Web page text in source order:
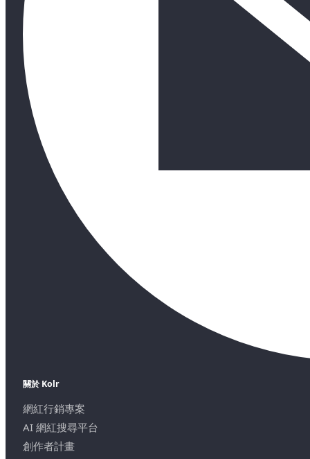
關於 Kolr
網紅行銷專案
AI 網紅搜尋平台
創作者計畫